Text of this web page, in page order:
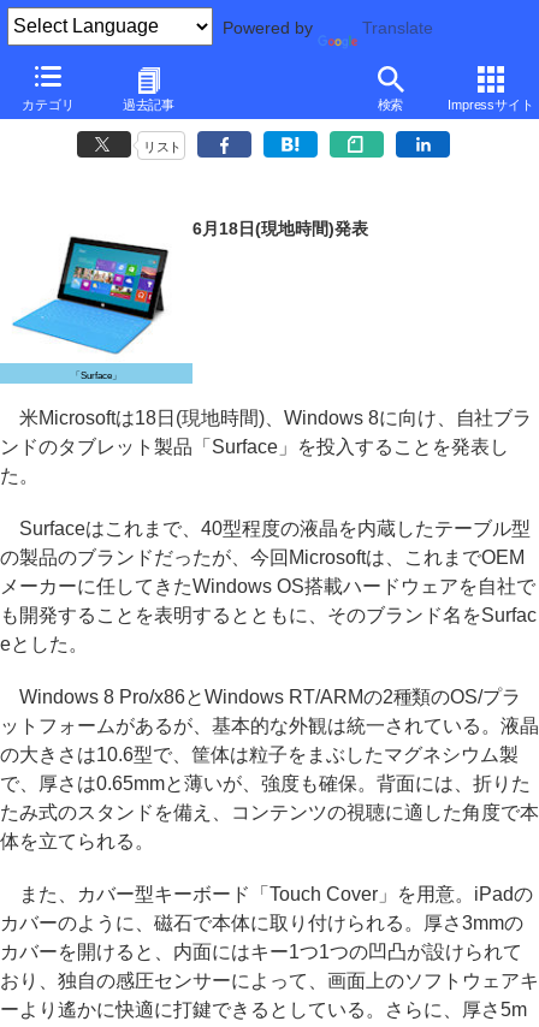
Powered by Translate
カテゴリ 過去記事 検索 Impressサイト
Microsoft、自社ブランドのWindows 8タブレット「Surface」
～Windows 8とRTの2モデルを投入
リスト
「Surface」
6月18日(現地時間)発表
米Microsoftは18日(現地時間)、Windows 8に向け、自社ブラ
ンドのタブレット製品「Surface」を投入することを発表し
た。
Surfaceはこれまで、40型程度の液晶を内蔵したテーブル型
の製品のブランドだったが、今回Microsoftは、これまでOEM
メーカーに任してきたWindows OS搭載ハードウェアを自社で
も開発することを表明するとともに、そのブランド名をSurfac
eとした。
Windows 8 Pro/x86とWindows RT/ARMの2種類のOS/プラ
ットフォームがあるが、基本的な外観は統一されている。液晶
の大きさは10.6型で、筐体は粒子をまぶしたマグネシウム製
で、厚さは0.65mmと薄いが、強度も確保。背面には、折りた
たみ式のスタンドを備え、コンテンツの視聴に適した角度で本
体を立てられる。
また、カバー型キーボード「Touch Cover」を用意。iPadの
カバーのように、磁石で本体に取り付けられる。厚さ3mmの
カバーを開けると、内面にはキー1つ1つの凹凸が設けられて
おり、独自の感圧センサーによって、画面上のソフトウェアキ
ーより遙かに快適に打鍵できるとしている。さらに、厚さ5m